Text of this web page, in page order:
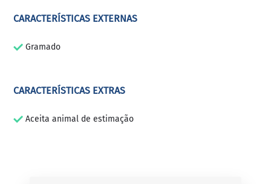
CARACTERÍSTICAS EXTERNAS
Gramado
CARACTERÍSTICAS EXTRAS
Aceita animal de estimação